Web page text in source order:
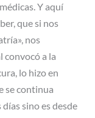
Y aquí
que si nos
nos
convocó a la
lo hizo en
se continua
sino es desde